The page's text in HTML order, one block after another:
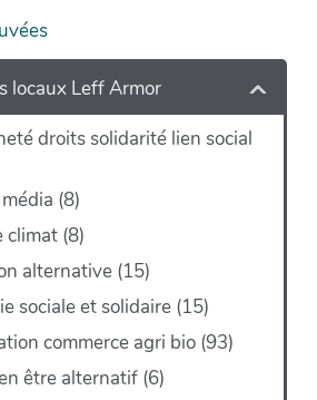
locaux Leff Armor
droits solidarité lien social
(8)
climat (8)
alternative (15)
sociale et solidaire (15)
commerce agri bio (93)
être alternatif (6)